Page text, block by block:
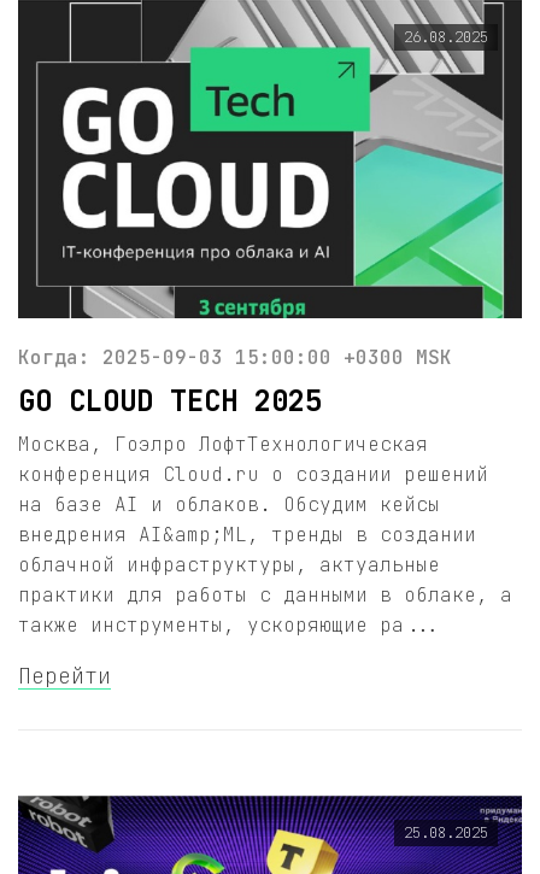
26.08.2025
Когда: 2025-09-03 15:00:00 +0300 MSK
GO CLOUD TECH 2025
Москва, Гоэлро ЛофтТехнологическая
конференция Cloud.ru о создании решений
на базе AI и облаков. Обсудим кейсы
внедрения AI&amp;ML, тренды в создании
облачной инфраструктуры, актуальные
практики для работы с данными в облаке, а
также инструменты, ускоряющие ра...
Перейти
25.08.2025